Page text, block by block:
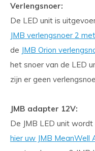
Verlengsnoer:
De LED unit is
JMB verlengsnoer 2
de JMB Orion
het snoer van de LED
zijn er geen
JMB adapter 12V:
De JMB LED unit
hier uw JMB MeanWell